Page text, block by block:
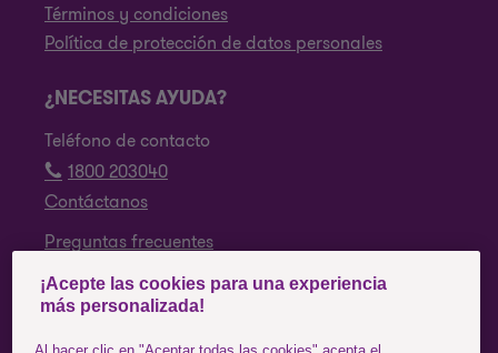
Términos y condiciones
Política de protección de datos personales
¿NECESITAS AYUDA?
Teléfono de contacto
1800 203040
Contáctanos
Preguntas frecuentes
SÍGUENOS
Facebook
¡Acepte las cookies para una experiencia
más personalizada!